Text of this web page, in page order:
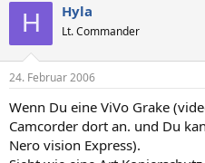
H Hyla
Lt. Commander
24. Februar 2006
Wenn Du eine ViVo Grake
Camcorder dort an. und Du
Nero vision Express).